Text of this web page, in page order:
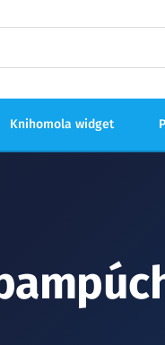
Knihomola widget